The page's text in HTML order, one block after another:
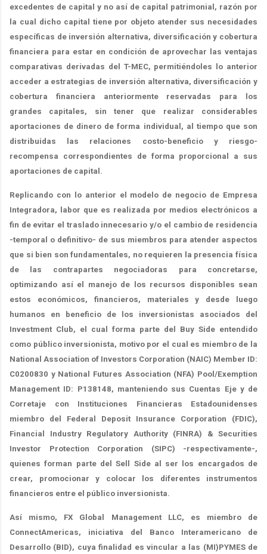
excedentes de capital y no así de capital patrimonial, razón por
la cual dicho capital tiene por objeto atender sus necesidades
específicas de inversión alternativa, diversificación y cobertura
financiera para estar en condición de aprovechar las ventajas
comparativas derivadas del T-MEC, permitiéndoles lo anterior
acceder a estrategias de inversión alternativa, diversificación y
cobertura financiera anteriormente reservadas para los
grandes capitales, sin tener que realizar considerables
aportaciones de dinero de forma individual, al tiempo que son
distribuidas las relaciones costo-beneficio y riesgo-
recompensa correspondientes de forma proporcional a sus
aportaciones de capital.
Replicando con lo anterior el modelo de negocio de Empresa
Integradora, labor que es realizada por medios electrónicos a
fin de evitar el traslado innecesario y/o el cambio de residencia
-temporal o definitivo- de sus miembros para atender aspectos
que si bien son fundamentales, no requieren la presencia física
de las contrapartes negociadoras para concretarse,
optimizando así el manejo de los recursos disponibles sean
estos económicos, financieros, materiales y desde luego
humanos en beneficio de los inversionistas asociados del
Investment Club, el cual forma parte del Buy Side entendido
como público inversionista, motivo por el cual es miembro de la
National Association of Investors Corporation (NAIC) Member ID:
C0200830 y National Futures Association (NFA) Pool/Exemption
Management ID: P138148, manteniendo sus Cuentas Eje y de
Corretaje con Instituciones Financieras Estadounidenses
miembro del Federal Deposit Insurance Corporation (FDIC),
Financial Industry Regulatory Authority (FINRA) & Securities
Investor Protection Corporation (SIPC) -respectivamente-,
quienes forman parte del Sell Side al ser los encargados de
crear, promocionar y colocar los diferentes instrumentos
financieros entre el público inversionista.
Así mismo, FX Global Management LLC, es miembro de
ConnectAmericas, iniciativa del Banco Interamericano de
Desarrollo (BID), cuya finalidad es vincular a las (MI)PYMES de